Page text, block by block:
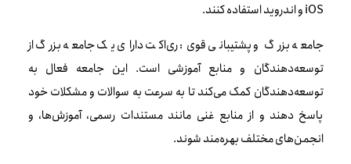
iOS و اندروید استفاده کنند.
جامعه بزرگ و پشتیبانی قوی: ری‌اکت دارای یک جامعه بزرگ از
توسعه‌دهندگان و منابع آموزشی است. این جامعه فعال به
توسعه‌دهندگان کمک می‌کند تا به سرعت به سوالات و مشکلات خود
پاسخ دهند و از منابع غنی مانند مستندات رسمی، آموزش‌ها، و
انجمن‌های مختلف بهره‌مند شوند.